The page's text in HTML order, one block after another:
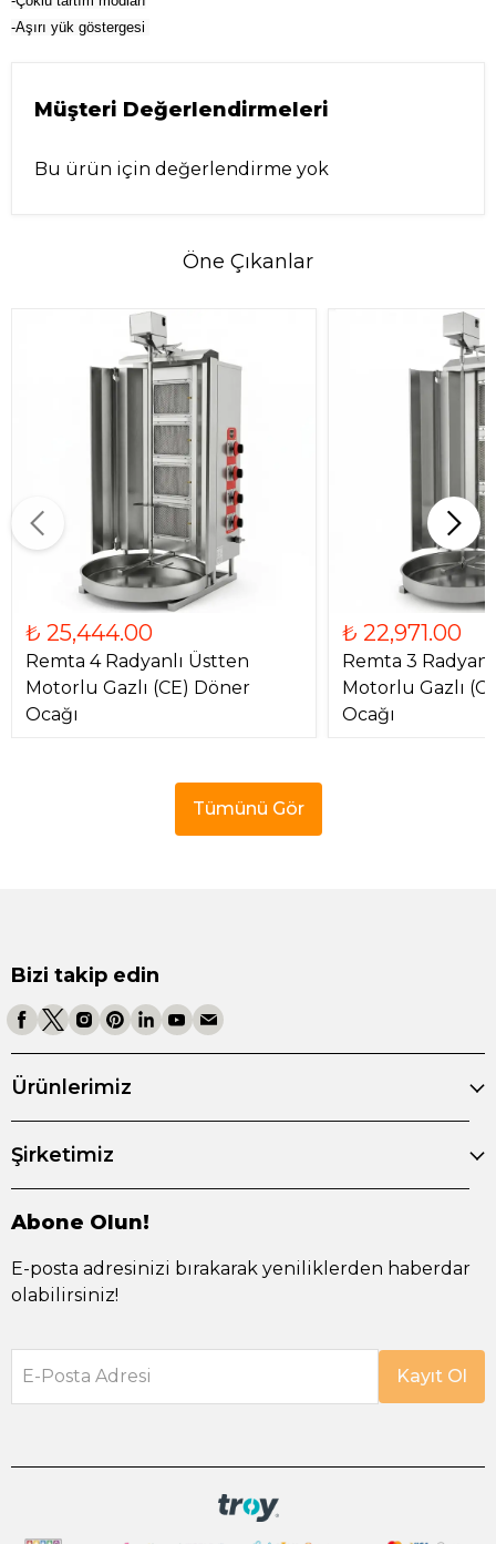
-Aşırı yük göstergesi
Müşteri Değerlendirmeleri
Bu ürün için değerlendirme yok
Öne Çıkanlar
₺ 25,444.00
Remta 4 Radyanlı Üstten
Motorlu Gazlı (CE) Döner
Ocağı
₺ 22,971.00
Remta 3
Motorlu Gazlı
Ocağı
Tümünü Gör
Bizi takip edin
Ürünlerimiz
Şirketimiz
Abone Olun!
E-posta adresinizi bırakarak yeniliklerden haberdar
olabilirsiniz!
E-Posta Adresi Kayıt Ol